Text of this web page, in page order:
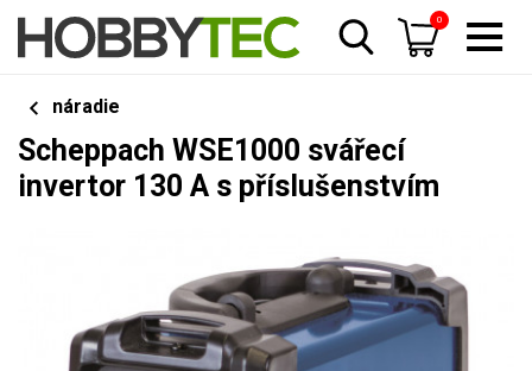
0
náradie
Scheppach WSE1000 svářecí
invertor 130 A s příslušenstvím